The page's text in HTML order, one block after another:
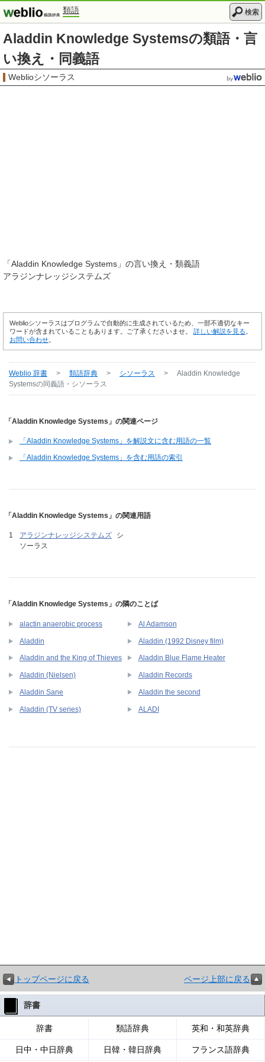
類語 検索
Aladdin Knowledge Systemsの類語・言
い換え・同義語
Weblioシソーラス
「Aladdin Knowledge Systems 」の言い換え・類義語
アラジンナレッジシステムズ
Weblioシソーラスはプログラムで自動的に生成されているため、一部不適切なキー
ワードが含まれていることもあります。ご了承くださいませ。 詳しい解説を見る
お問い合わせ
Weblio 辞書 > 類語辞典 > シソーラス >
Aladdin Knowledge
Systemsの同義語・シソーラス
「Aladdin Knowledge Systems」の関連ページ
「Aladdin Knowledge Systems」を解説文に含む用語の一覧
「Aladdin Knowledge Systems」を含む用語の索引
「Aladdin Knowledge Systems」の関連用語
アラジンナレッジシステムズ
シ
ソーラス
「Aladdin Knowledge Systems」の隣のことば
alactin anaerobic process Al Adamson
Aladdin Aladdin (1992 Disney film)
Aladdin and the King of Thieves Aladdin Blue Flame Heater
Aladdin (Nielsen) Aladdin Records
Aladdin Sane Aladdin the second
Aladdin (TV series) ALADI
トップページに戻る ページ上部に戻る
辞書
辞書 類語辞典 英和・和英辞典
日中・中日辞典 日韓・韓日辞典 フランス語辞典